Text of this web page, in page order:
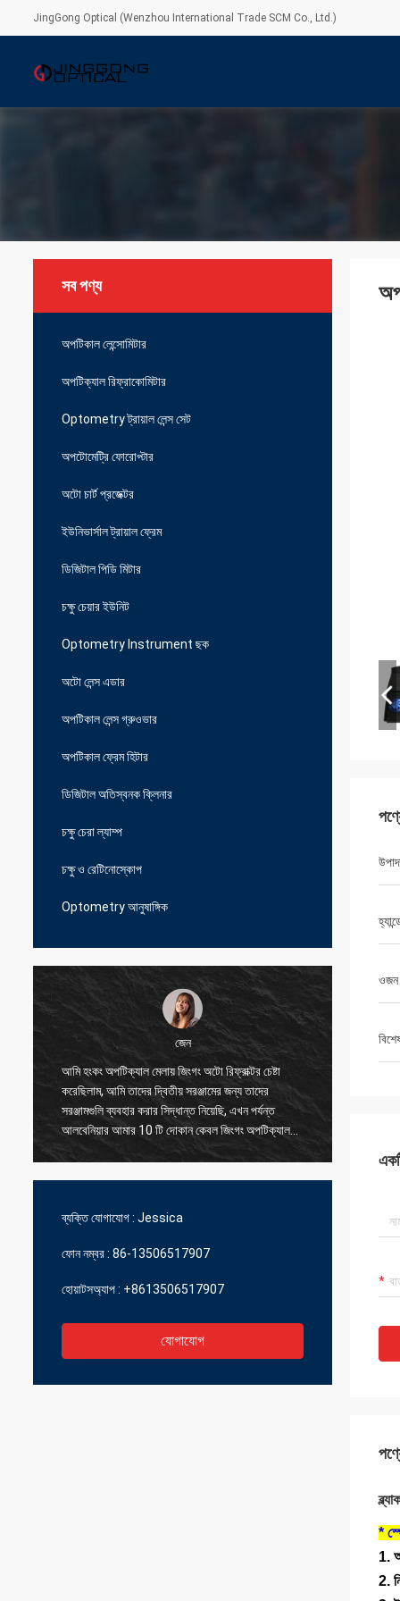
JingGong Optical (Wenzhou International Trade SCM Co., Ltd.)
সব পণ্য
অপটিকাল লেন্সোমিটার
অপটিক্যাল রিফ্রাকোমিটার
Optometry ট্রায়াল লেন্স সেট
অপটোমেট্রি ফোরোপ্টার
অটো চার্ট প্রজেক্টর
ইউনিভার্সাল ট্রায়াল ফ্রেম
ডিজিটাল পিডি মিটার
চক্ষু চেয়ার ইউনিট
Optometry Instrument ছক
অটো লেন্স এডার
অপটিকাল লেন্স গ্রুওভার
অপটিকাল ফ্রেম হিটার
ডিজিটাল অতিস্বনক ক্লিনার
চক্ষু চেরা ল্যাম্প
চক্ষু ও রেটিনোস্কোপ
Optometry আনুষাঙ্গিক
জেন
আমি হংকং অপটিক্যাল মেলায় জিংগং অটো রিফ্রাক্টর চেষ্টা
করেছিলাম, আমি তাদের দ্বিতীয় সরঞ্জামের জন্য তাদের
সরঞ্জামগুলি ব্যবহার করার সিদ্ধান্ত নিয়েছি, এখন পর্যন্ত
আলবেনিয়ার আমার 10 টি দোকান কেবল জিংগং অপটিক্যাল
ব্যবহার করছে, এমনকি ছোট অংশের জন্য তারা আমাকে
ব্যক্তি যোগাযোগ : Jessica
ফোন নম্বর : 86-13506517907
হোয়াটসঅ্যাপ : +8613506517907
যোগাযোগ
ওজন
*
1.
2.